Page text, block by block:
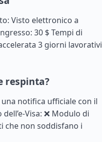
Visto elettronico a
30 $ Tempi di
3 giorni lavorativi
respinta?
notifica ufficiale con il
Visa: ❌ Modulo di
che non soddisfano i